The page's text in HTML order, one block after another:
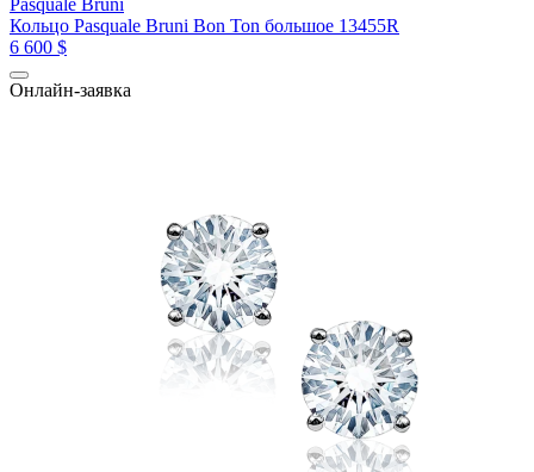
Pasquale Bruni
Кольцо Pasquale Bruni Bon Ton большое 13455R
6 600 $
Онлайн-заявка